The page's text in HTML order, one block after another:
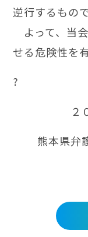
逆行するもの
よって、当
せる危険性を
?
２
熊本